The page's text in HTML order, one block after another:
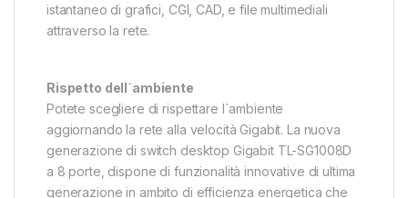
istantaneo di grafici, CGI, CAD, e file multimediali
attraverso la rete.
Rispetto dell`ambiente
Potete scegliere di rispettare l`ambiente
aggiornando la rete alla velocità Gigabit. La nuova
generazione di switch desktop Gigabit TL-SG1008D
a 8 porte, dispone di funzionalità innovative di ultima
generazione in ambito di efficienza energetica che